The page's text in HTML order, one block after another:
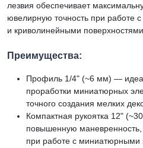
лезвия обеспечивает
ювелирную точность при работе
и криволинейными
Преимущества:
Профиль 1/4" (~6 мм) —
проработки миниатюрных
точного создания мелких
Компактная рукоятка 12"
повышенную
при работе с миниатюрными